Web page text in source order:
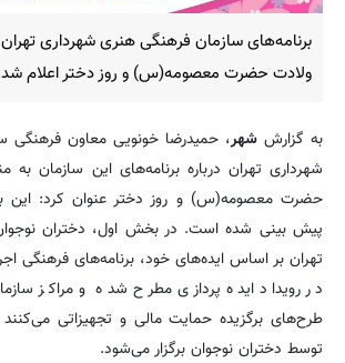
برنامه‌های سازمان فرهنگی هنری شهرداری
ولادت حضرت معصومه(س) و روز دختر اعلام
به گزارش شهر، حمیدرضا خونویی معاون فرهنگی
شهرداری تهران درباره برنامه‌های این سازمان به
حضرت معصومه(س) و روز دختر عنوان کرد: این
پیش بینی شده است. در بخش اول، دختران
تهران بر اساس ایده‌های خود، برنامه‌های فرهنگی
در رویداد ایده پردازی مطرح شده و مراکز
طرح‌های برگزیده حمایت مالی و تجهیزاتی می‌کنند
توسط دختران نوجوان برگزار می‌شود.